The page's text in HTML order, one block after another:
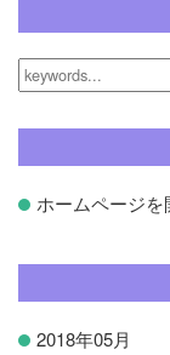
ホームページを
2018年05月